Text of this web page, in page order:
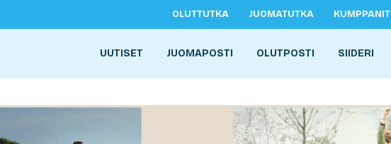
OLUTTUTKA JUOMATUTKA KUMPPANIT
UUTISET JUOMAPOSTI OLUTPOSTI SIIDERI